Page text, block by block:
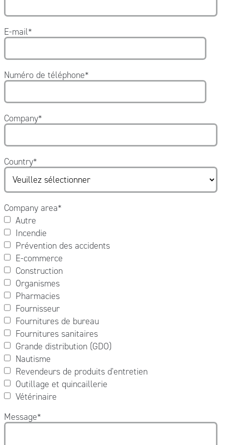
E-mail*
Numéro de téléphone*
Company*
Country*
Company area*
Autre
Incendie
Prévention des accidents
E-commerce
Construction
Organismes
Pharmacies
Fournisseur
Fournitures de bureau
Fournitures sanitaires
Grande distribution (GDO)
Nautisme
Revendeurs de produits d'entretien
Outillage et quincaillerie
Vétérinaire
Message*